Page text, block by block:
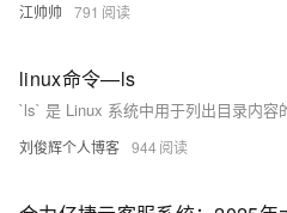
江帅帅 791
linux命令—ls
刘俊辉个人博客 944